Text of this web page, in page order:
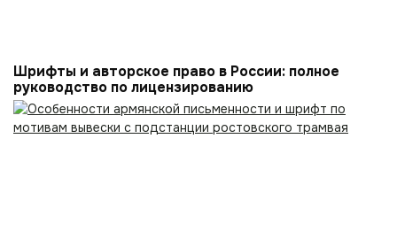
Шрифты и авторское право в России: полное
руководство по лицензированию